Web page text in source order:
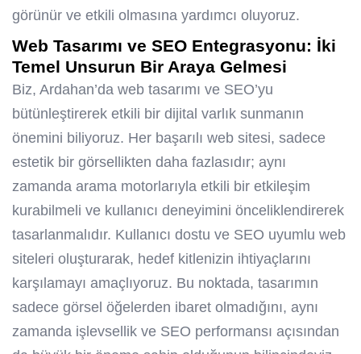
görünür ve etkili olmasına yardımcı oluyoruz.
Web Tasarımı ve SEO Entegrasyonu: İki
Temel Unsurun Bir Araya Gelmesi
Biz, Ardahan’da web tasarımı ve SEO’yu
bütünleştirerek etkili bir dijital varlık sunmanın
önemini biliyoruz. Her başarılı web sitesi, sadece
estetik bir görsellikten daha fazlasıdır; aynı
zamanda arama motorlarıyla etkili bir etkileşim
kurabilmeli ve kullanıcı deneyimini önceliklendirerek
tasarlanmalıdır. Kullanıcı dostu ve SEO uyumlu web
siteleri oluşturarak, hedef kitlenizin ihtiyaçlarını
karşılamayı amaçlıyoruz. Bu noktada, tasarımın
sadece görsel öğelerden ibaret olmadığını, aynı
zamanda işlevsellik ve SEO performansı açısından